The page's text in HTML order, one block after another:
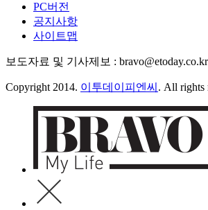
PC버전
공지사항
사이트맵
보도자료 및 기사제보 : bravo@etoday.co.kr
Copyright 2014. 이투데이피엔씨 . All rights